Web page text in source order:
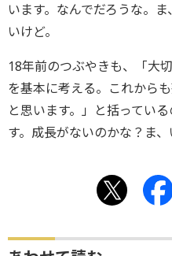
います。なんでだろうな。
いけど。
18年前のつぶやきも、「大
を基本に考える。これから
と思います。」と括ってい
す。成長がないのかな？ま、